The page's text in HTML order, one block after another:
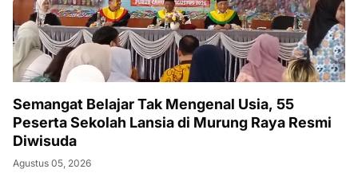
Semangat Belajar Tak Mengenal Usia, 55
Peserta Sekolah Lansia di Murung Raya Resmi
Diwisuda
Agustus 05, 2026